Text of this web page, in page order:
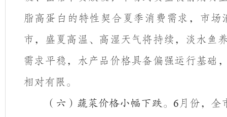
脂高蛋白的特性契合夏季消费需求，市
市，盛夏高温、高湿天气将持续，淡水鱼
需求平稳，水产品价格具备偏强运行基础
相对有限。
（六）蔬菜价格小幅下跌。 6 月份，全